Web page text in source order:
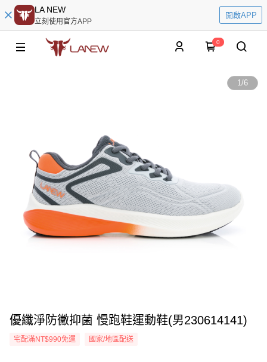
LA NEW
立刻使用官方APP
開啟APP
0
1/6
優纖淨防黴抑菌 慢跑鞋運動鞋(男230614141)
宅配滿NT$990免運 國家/地區配送